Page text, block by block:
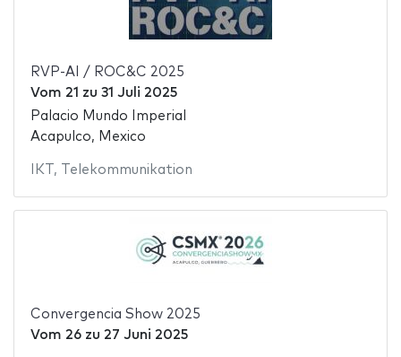
RVP-AI / ROC&C 2025
Vom 21 zu 31 Juli 2025
Palacio Mundo Imperial
Acapulco, Mexico
IKT , Telekommunikation
Convergencia Show 2025
Vom 26zu 27 Juni 2025